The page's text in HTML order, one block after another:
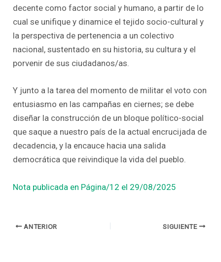
decente como factor social y humano, a partir de lo
cual se unifique y dinamice el tejido socio-cultural y
la perspectiva de pertenencia a un colectivo
nacional, sustentado en su historia, su cultura y el
porvenir de sus ciudadanos/as.
Y junto a la tarea del momento de militar el voto con
entusiasmo en las campañas en ciernes; se debe
diseñar la construcción de un bloque político-social
que saque a nuestro país de la actual encrucijada de
decadencia, y la encauce hacia una salida
democrática que reivindique la vida del pueblo.
Nota publicada en Página/12 el 29/08/2025
ANTERIOR SIGUIENTE